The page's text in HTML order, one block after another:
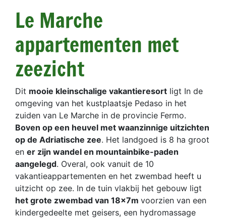
Le Marche
appartementen met
zeezicht
Dit mooie kleinschalige vakantieresort ligt In de
omgeving van het kustplaatsje Pedaso in het
zuiden van Le Marche in de provincie Fermo.
Boven op een heuvel met waanzinnige uitzichten
op de Adriatische zee. Het landgoed is 8 ha groot
en er zijn wandel en mountainbike-paden
aangelegd. Overal, ook vanuit de 10
vakantieappartementen en het zwembad heeft u
uitzicht op zee. In de tuin vlakbij het gebouw ligt
het grote zwembad van 18x7m voorzien van een
kindergedeelte met geisers, een hydromassage